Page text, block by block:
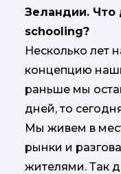
Зеландии. Что
schooling?
Несколько лет
концепцию
раньше мы
дней, то
Мы живем в
рынки и
жителями. Так